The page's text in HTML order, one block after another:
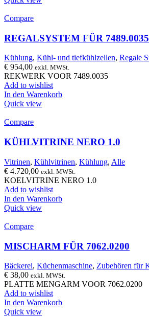
Compare
REGALSYSTEM FÜR 7489.0035
Kühlung, Kühl- und tiefkühlzellen, Regale
€ 954,00 exkl. MWSt.
REKWERK VOOR 7489.0035
Add to wishlist
In den Warenkorb
Quick view
Compare
KÜHLVITRINE NERO 1.0
Vitrinen, Kühlvitrinen, Kühlung, Alle
€ 4.720,00 exkl. MWSt.
KOELVITRINE NERO 1.0
Add to wishlist
In den Warenkorb
Quick view
Compare
MISCHARM FÜR 7062.0200
Bäckerei, Küchenmaschine, Zubehören für
€ 38,00 exkl. MWSt.
PLATTE MENGARM VOOR 7062.0200
Add to wishlist
In den Warenkorb
Quick view